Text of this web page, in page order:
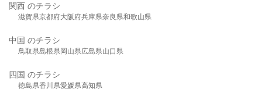
関西 のチラシ
滋賀県京都府大阪府兵庫県奈良県和歌山県
中国 のチラシ
鳥取県島根県岡山県広島県山口県
四国 のチラシ
徳島県香川県愛媛県高知県